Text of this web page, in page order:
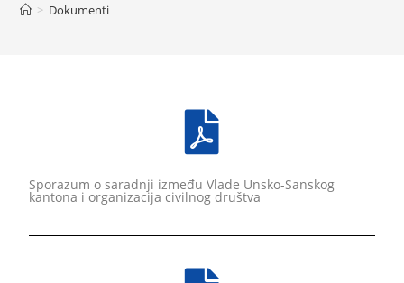
> Dokumenti
Sporazum o saradnji između Vlade Unsko-Sanskog
kantona i organizacija civilnog društva